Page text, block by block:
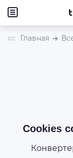
Главная
Cookies